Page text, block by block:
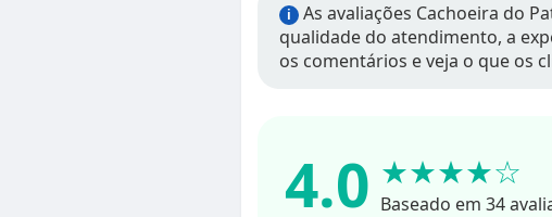
i
As avaliações Cachoeira do
qualidade do atendimento, a
os comentários e veja o que os
4.0 ★★★★☆
Baseado em 34